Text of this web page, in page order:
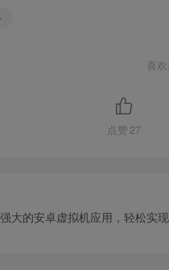
喜
点赞 27
大的安卓虚拟机应用，轻松实现